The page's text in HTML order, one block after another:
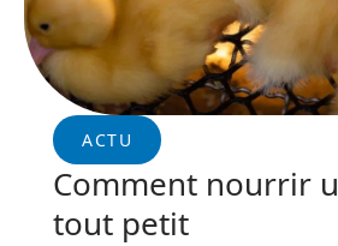
ACTU
Comment nourrir
tout petit